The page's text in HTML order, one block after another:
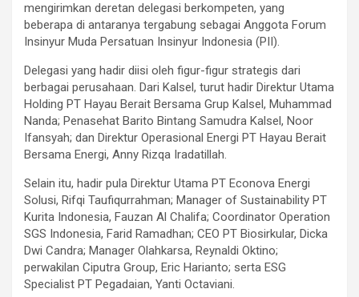
mengirimkan deretan delegasi berkompeten, yang
beberapa di antaranya tergabung sebagai Anggota Forum
Insinyur Muda Persatuan Insinyur Indonesia (PII).
Delegasi yang hadir diisi oleh figur-figur strategis dari
berbagai perusahaan. Dari Kalsel, turut hadir Direktur Utama
Holding PT Hayau Berait Bersama Grup Kalsel, Muhammad
Nanda; Penasehat Barito Bintang Samudra Kalsel, Noor
Ifansyah; dan Direktur Operasional Energi PT Hayau Berait
Bersama Energi, Anny Rizqa Iradatillah.
Selain itu, hadir pula Direktur Utama PT Econova Energi
Solusi, Rifqi Taufiqurrahman; Manager of Sustainability PT
Kurita Indonesia, Fauzan Al Chalifa; Coordinator Operation
SGS Indonesia, Farid Ramadhan; CEO PT Biosirkular, Dicka
Dwi Candra; Manager Olahkarsa, Reynaldi Oktino;
perwakilan Ciputra Group, Eric Harianto; serta ESG
Specialist PT Pegadaian, Yanti Octaviani.